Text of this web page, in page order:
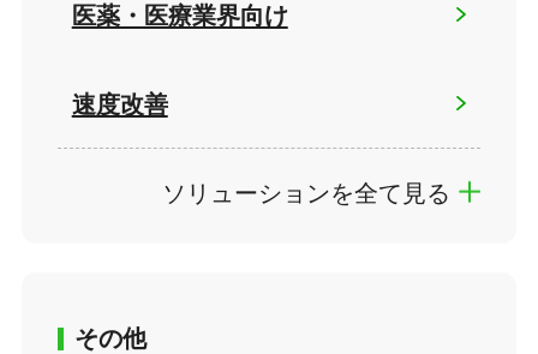
医薬・医療業界向け
速度改善
ソリューションを全て見る
その他